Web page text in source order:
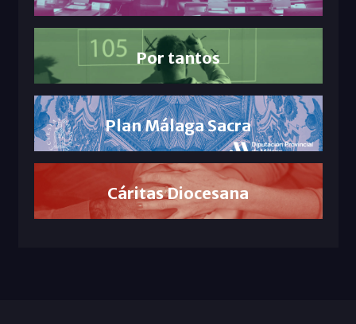
Por tantos
Plan Málaga Sacra
Cáritas Diocesana